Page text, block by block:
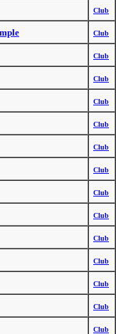
Club
Club
Club
Club
Club
Club
Club
Club
Club
Club
Club
Club
Club
Club
Club